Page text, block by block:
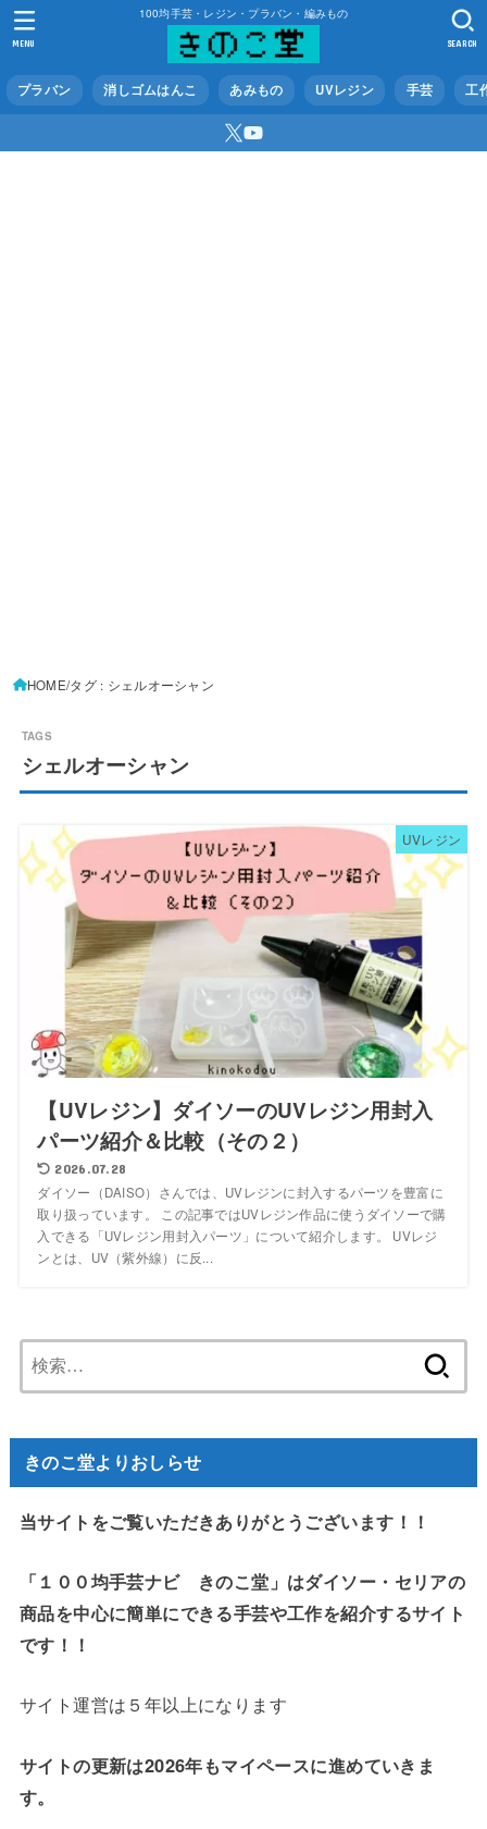
100均手芸・レジン・プラバン・編みもの
プラバン 消しゴムはんこ あみもの UVレジン 手芸 工
SEARCH
MENU
HOME タグ : シェルオーシャン
シェルオーシャン
UVレジン
【UVレジン】ダイソーのUVレジン用封入
パーツ紹介＆比較（その２）
2026.07.28
ダイソー（DAISO）さんでは、UVレジンに封入するパーツを豊富に
取り扱っています。 この記事ではUVレジン作品に使うダイソーで購
入できる「UVレジン用封入パーツ」について紹介します。 UVレジ
ンとは、UV（紫外線）に反...
索:
きのこ堂よりおしらせ
当サイトをご覧いただきありがとうございます！！
「１００均手芸ナビ きのこ堂」はダイソー・セリアの
商品を中心に簡単にできる手芸や工作を紹介するサイト
です！！
サイト運営は５年以上になります
サイトの更新は2026年もマイペースに進めていきま
す。